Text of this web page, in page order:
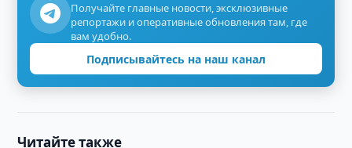
Получайте главные новости, эксклюзивные
репортажи и оперативные обновления там, где
вам удобно.
Подписывайтесь на наш канал
Читайте также